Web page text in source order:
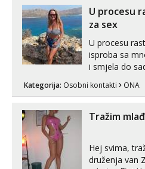
U procesu
za sex
U procesu
isproba sa
i smjela do
Kategorija: Osobni kontakti ONA
Tražim
Hej svima,
druženja van